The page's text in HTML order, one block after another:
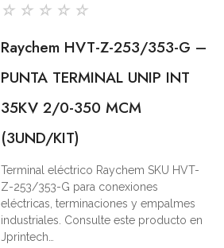
☆ ☆ ☆ ☆ ☆
Raychem HVT-Z-253/353-G –
PUNTA TERMINAL UNIP INT
35KV 2/0-350 MCM
(3UND/KIT)
Terminal eléctrico Raychem SKU HVT-
Z-253/353-G para conexiones
eléctricas, terminaciones y empalmes
industriales. Consulte este producto en
Jprintech…